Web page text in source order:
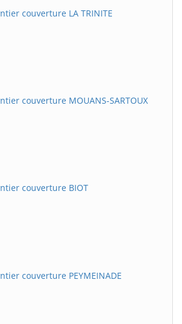
couverture LA TRINITE
couverture MOUANS-SARTOUX
couverture BIOT
couverture PEYMEINADE